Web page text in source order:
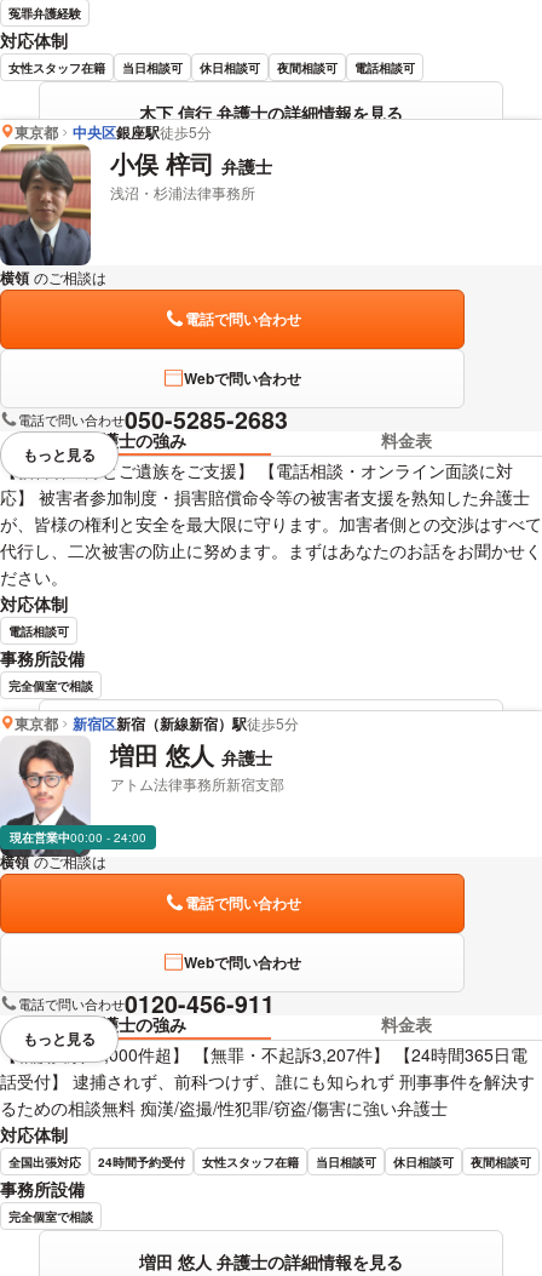
冤罪弁護経験
対応体制
女性スタッフ在籍 当日相談可 休日相談可 夜間相談可 電話相談可
木下 信行 弁護士の詳細情報を見る
東京都 中央区銀座駅徒歩5分
小俣 梓司 弁護士
浅沼・杉浦法律事務所
横領 のご相談は
電話で問い合わせ
Webで問い合わせ
電話で問い合わせ050-5285-2683
弁護士の強み
料金表
【被害者の方とご遺族をご支援】 【電話相談・オンライン面談に対
応】 被害者参加制度・損害賠償命令等の被害者支援を熟知した弁護士
が、皆様の権利と安全を最大限に守ります。加害者側との交渉はすべて
代行し、二次被害の防止に努めます。まずはあなたのお話をお聞かせく
ださい。
対応体制
電話相談可
事務所設備
完全個室で相談
小俣 梓司 弁護士の詳細情報を見る
視覚的に省略されている要素を
もっと見る
東京都 新宿区新宿（新線新宿）駅徒歩5分
増田 悠人 弁護士
アトム法律事務所新宿支部
現在営業中00:00 - 24:00
横領 のご相談は
電話で問い合わせ
Webで問い合わせ
電話で問い合わせ0120-456-911
弁護士の強み
料金表
【相談実績40,000件超】 【無罪・不起訴3,207件】 【24時間365日電
話受付】 逮捕されず、前科つけず、誰にも知られず 刑事事件を解決す
るための相談無料 痴漢/盗撮/性犯罪/窃盗/傷害に強い弁護士
対応体制
全国出張対応 24時間予約受付 女性スタッフ在籍 当日相談可 休日相談可 夜間相談可
事務所設備
完全個室で相談
増田 悠人 弁護士の詳細情報を見る
視覚的に省略されている要素を
もっと見る